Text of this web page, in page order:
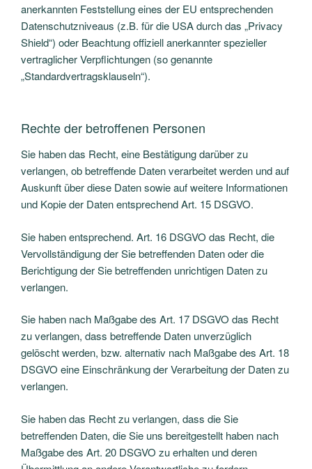
anerkannten Feststellung eines der EU entsprechenden
Datenschutzniveaus (z.B. für die USA durch das „Privacy
Shield“) oder Beachtung offiziell anerkannter spezieller
vertraglicher Verpflichtungen (so genannte
„Standardvertragsklauseln“).
Rechte der betroffenen Personen
Sie haben das Recht, eine Bestätigung darüber zu
verlangen, ob betreffende Daten verarbeitet werden und auf
Auskunft über diese Daten sowie auf weitere Informationen
und Kopie der Daten entsprechend Art. 15 DSGVO.
Sie haben entsprechend. Art. 16 DSGVO das Recht, die
Vervollständigung der Sie betreffenden Daten oder die
Berichtigung der Sie betreffenden unrichtigen Daten zu
verlangen.
Sie haben nach Maßgabe des Art. 17 DSGVO das Recht
zu verlangen, dass betreffende Daten unverzüglich
gelöscht werden, bzw. alternativ nach Maßgabe des Art. 18
DSGVO eine Einschränkung der Verarbeitung der Daten zu
verlangen.
Sie haben das Recht zu verlangen, dass die Sie
betreffenden Daten, die Sie uns bereitgestellt haben nach
Maßgabe des Art. 20 DSGVO zu erhalten und deren